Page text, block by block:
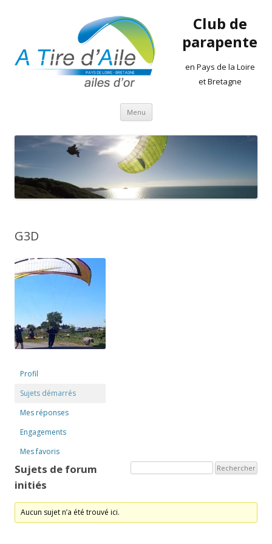
Club de
parapente
en Pays de la Loire
et Bretagne
Menu Aller
contenu
G3D
Profil
Sujets démarrés
Mes réponses
Engagements
Mes favoris
Sujets de forum
initiés
Aucun sujet n’a été trouvé ici.